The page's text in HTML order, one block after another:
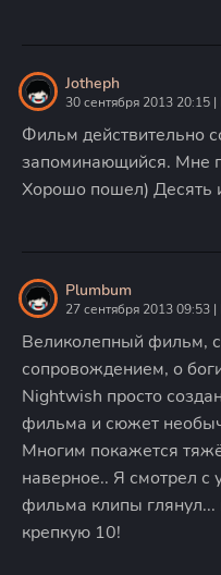
Jotheph
30 сентября 2013 20:15
Фильм действительно
запоминающийся. Мне
Хорошо пошел) Десять
Plumbum
27 сентября 2013 09:53
Великолепный фильм,
сопровождением, о
Nightwish просто
фильма и сюжет
Многим покажется
наверное.. Я смотрел с
фильма клипы глянул...
крепкую 10!